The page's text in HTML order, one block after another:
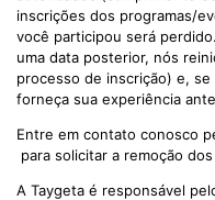
inscrições dos programas/
você participou será
uma data posterior, nós
processo de inscrição) e,
forneça sua experiência
Entre em contato conosco
para solicitar a remoção
A Taygeta é responsável